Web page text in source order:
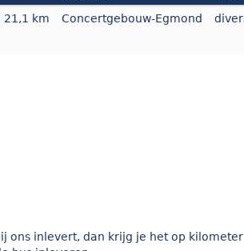
21,1 km Concertgebouw-Egmond
ons inlevert, dan krijg je het op